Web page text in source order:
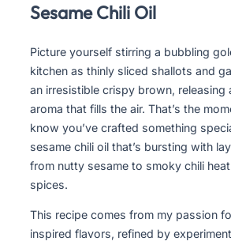
Sesame Chili Oil
Picture yourself stirring a bubbling
kitchen as thinly sliced shallots and
an irresistible crispy brown, releasing
aroma that fills the air. That’s the
know you’ve crafted something
sesame chili oil that’s bursting with
from nutty sesame to smoky chili
spices.
This recipe comes from my passion
inspired flavors, refined by